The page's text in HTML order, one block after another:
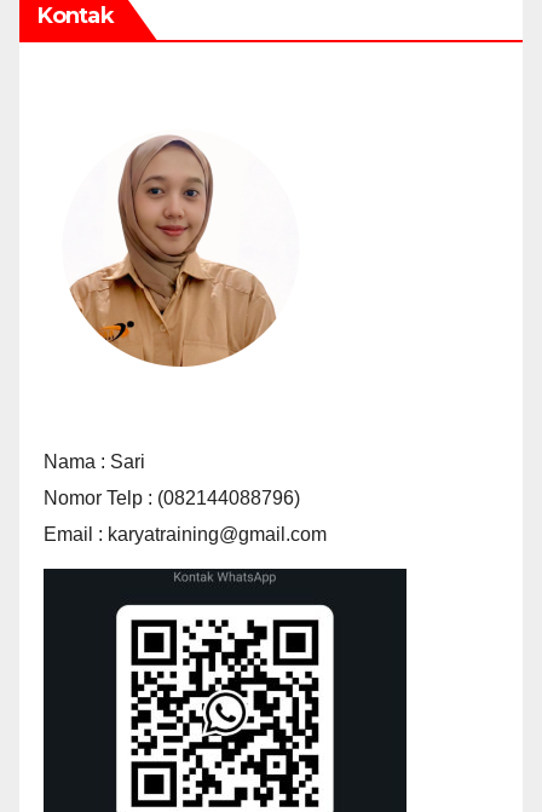
Kontak
Nama : Sari
Nomor Telp : (082144088796)
Email : karyatraining@gmail.com